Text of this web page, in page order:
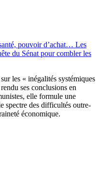
pouvoir d’achat… Les
du Sénat pour combler les
les « inégalités systémiques
ses conclusions en
elle formule une
spectre des difficultés outre-
économique.